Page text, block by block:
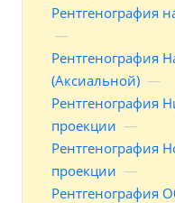
Рентгенография
—
Рентгенография
(Аксиальной) —
Рентгенография
проекции —
Рентгенография
проекции —
Рентгенография